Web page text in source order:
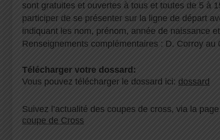
sont gratuites et ouvertes à tous et toutes de 5 à
participer de se présenter sur la ligne de départ
indiquant les nom, prénom, année de naissance
Renseignements complémentaires : D. Corroy au
Télécharger votre dossard:
Vous pouvez télécharger le dossard ici: dossard
Suivez l’actualité des coupes de cross, via la
coupe de Cross